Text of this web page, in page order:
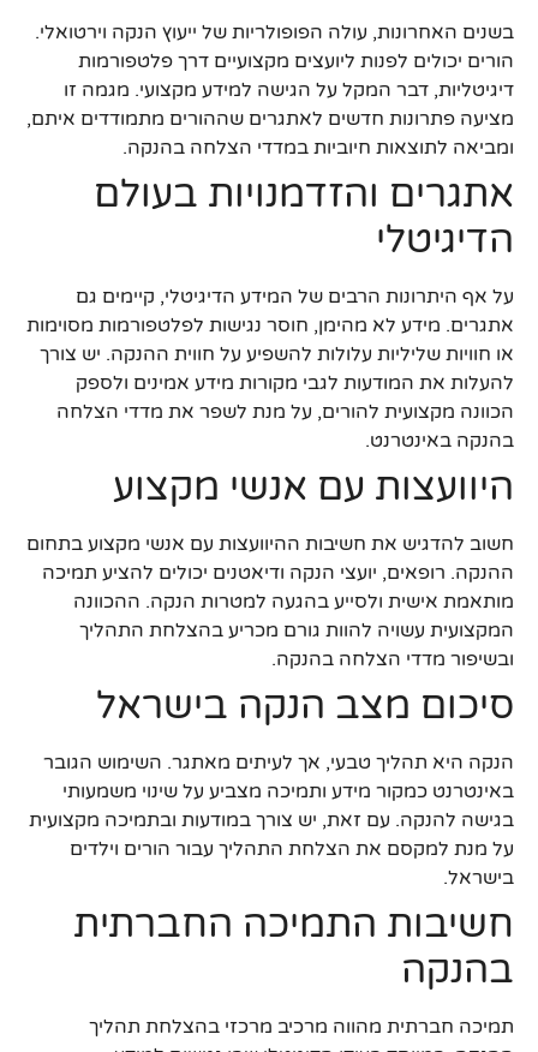
בשנים האחרונות, עולה הפופולריות של ייעוץ הנקה וירטואלי.
הורים יכולים לפנות ליועצים מקצועיים דרך פלטפורמות
דיגיטליות, דבר המקל על הגישה למידע מקצועי. מגמה זו
מציעה פתרונות חדשים לאתגרים שההורים מתמודדים איתם,
ומביאה לתוצאות חיוביות במדדי הצלחה בהנקה.
אתגרים והזדמנויות בעולם
הדיגיטלי
על אף היתרונות הרבים של המידע הדיגיטלי, קיימים גם
אתגרים. מידע לא מהימן, חוסר נגישות לפלטפורמות מסוימות
או חוויות שליליות עלולות להשפיע על חווית ההנקה. יש צורך
להעלות את המודעות לגבי מקורות מידע אמינים ולספק
הכוונה מקצועית להורים, על מנת לשפר את מדדי הצלחה
בהנקה באינטרנט.
היוועצות עם אנשי מקצוע
חשוב להדגיש את חשיבות ההיוועצות עם אנשי מקצוע בתחום
ההנקה. רופאים, יועצי הנקה ודיאטנים יכולים להציע תמיכה
מותאמת אישית ולסייע בהגעה למטרות הנקה. ההכוונה
המקצועית עשויה להוות גורם מכריע בהצלחת התהליך
ובשיפור מדדי הצלחה בהנקה.
סיכום מצב הנקה בישראל
הנקה היא תהליך טבעי, אך לעיתים מאתגר. השימוש הגובר
באינטרנט כמקור מידע ותמיכה מצביע על שינוי משמעותי
בגישה להנקה. עם זאת, יש צורך במודעות ובתמיכה מקצועית
על מנת למקסם את הצלחת התהליך עבור הורים וילדים
בישראל.
חשיבות התמיכה החברתית
בהנקה
תמיכה חברתית מהווה מרכיב מרכזי בהצלחת תהליך